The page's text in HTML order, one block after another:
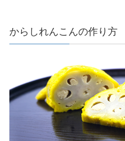
からしれんこんの作り方